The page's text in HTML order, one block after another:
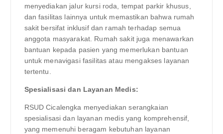
menyediakan jalur kursi roda, tempat parkir khusus,
dan fasilitas lainnya untuk memastikan bahwa rumah
sakit bersifat inklusif dan ramah terhadap semua
anggota masyarakat. Rumah sakit juga menawarkan
bantuan kepada pasien yang memerlukan bantuan
untuk menavigasi fasilitas atau mengakses layanan
tertentu.
Spesialisasi dan Layanan Medis:
RSUD Cicalengka menyediakan serangkaian
spesialisasi dan layanan medis yang komprehensif,
yang memenuhi beragam kebutuhan layanan